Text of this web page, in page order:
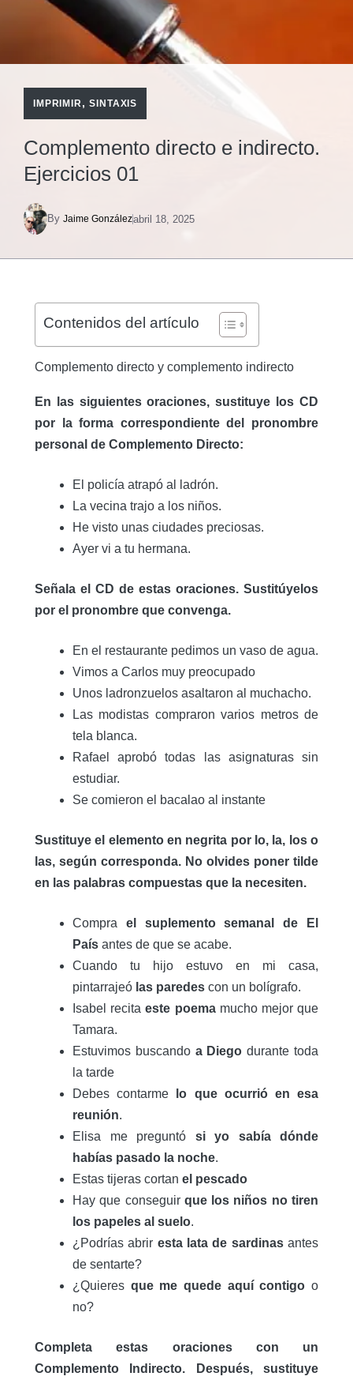
IMPRIMIR,SINTAXIS
Complemento directo e indirecto.
Ejercicios 01
By Jaime Gonzálezabril 18, 2025
Contenidos del artículo
Complemento directo y complemento indirecto
En las siguientes oraciones, sustituye los CD
por la forma correspondiente del pronombre
personal de Complemento Directo:
El policía atrapó al ladrón.
La vecina trajo a los niños.
He visto unas ciudades preciosas.
Ayer vi a tu hermana.
Señala el CD de estas oraciones. Sustitúyelos
por el pronombre que convenga.
En el restaurante pedimos un vaso de agua.
Vimos a Carlos muy preocupado
Unos ladronzuelos asaltaron al muchacho.
Las modistas compraron varios metros de
tela blanca.
Rafael aprobó todas las asignaturas sin
estudiar.
Se comieron el bacalao al instante
Sustituye el elemento en negrita por lo, la, los o
las, según corresponda. No olvides poner tilde
en las palabras compuestas que la necesiten.
Compra el suplemento semanal de El
País antes de que se acabe.
Cuando tu hijo estuvo en mi casa,
pintarrajeó las paredes con un bolígrafo.
Isabel recitaeste poema mucho mejor que
Tamara.
Estuvimos buscando a Diegodurante toda
la tarde
Debes contarme
lo que ocurrió en esa
reunión.
Elisa me preguntó si yo sabía dónde
habías pasado la noche.
Estas tijeras cortan el pescado
Hay que conseguir que los niños no tiren
los papeles al suelo.
¿Podrías abrir esta lata de sardinasantes
de sentarte?
¿Quieres que me quede aquí contigoo
no?
Completa estas oraciones con un
Complemento Indirecto. Después, sustituye